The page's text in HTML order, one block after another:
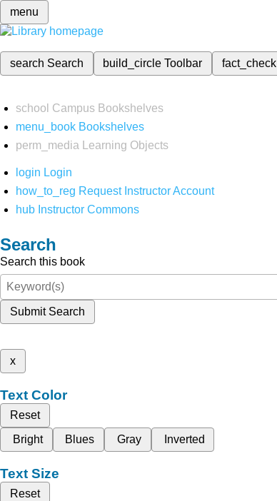
menu
search Search build_circleToolbar fact_check
school Campus Bookshelves
menu_book Bookshelves
perm_media
Learning Objects
login Login
how_to_reg Request Instructor Account
hub Instructor Commons
Search
Search this book
Submit Search
x
Text Color
Reset
Bright
Blues Gray Inverted
Text Size
Reset